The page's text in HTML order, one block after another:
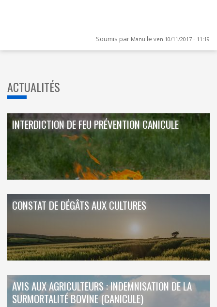
Soumis par Manu le ven 10/11/2017 - 11:19
ACTUALITÉS
INTERDICTION DE FEU PRÉVENTION CANICULE
CONSTAT DE DÉGÂTS AUX CULTURES
AVIS AUX AGRICULTEURS : INDEMNISATION DE LA
SURMORTALITÉ BOVINE (CANICULE)